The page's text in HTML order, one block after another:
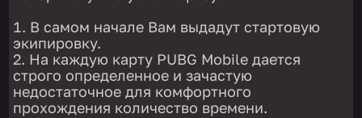
В самом начале Вам выдадут стартовую
экипировку.
На каждую карту PUBG Mobile дается
строго определенное и зачастую
недостаточное для комфортного
прохождения количество времени.